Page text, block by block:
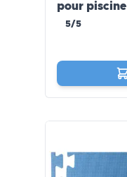
pour piscine
5/5